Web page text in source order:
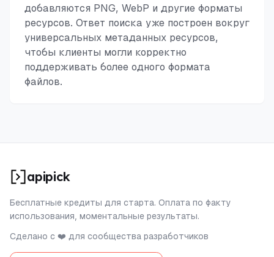
добавляются PNG, WebP и другие форматы
ресурсов. Ответ поиска уже построен вокруг
универсальных метаданных ресурсов,
чтобы клиенты могли корректно
поддерживать более одного формата
файлов.
apipick
Бесплатные кредиты для старта. Оплата по факту
использования, моментальные результаты.
Сделано с ❤️ для сообщества разработчиков